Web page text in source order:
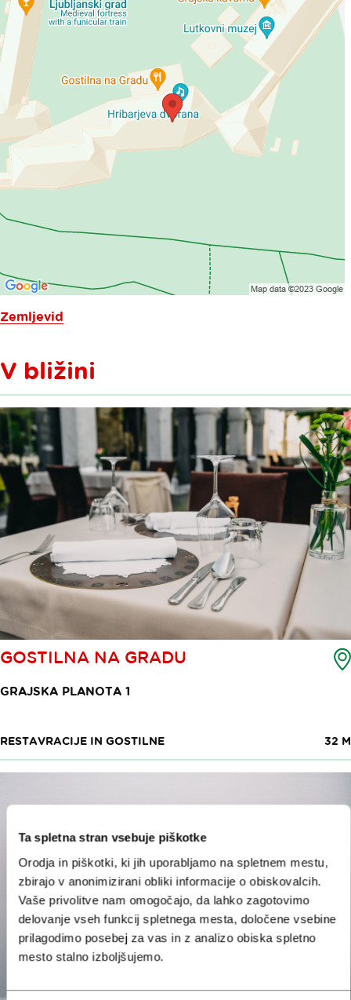
Ta spletna stran vsebuje piškotke
Orodja in piškotki, ki jih uporabljamo na spletnem mestu,
zbirajo v anonimizirani obliki informacije o obiskovalcih.
Vaše privolitve nam omogočajo, da lahko zagotovimo
delovanje vseh funkcij spletnega mesta, določene vsebine
prilagodimo posebej za vas in z analizo obiska spletno
mesto stalno izboljšujemo.
Zemljevid
V bližini
GOSTILNA NA GRADU
GRAJSKA PLANOTA 1
RESTAVRACIJE IN GOSTILNE 32 M